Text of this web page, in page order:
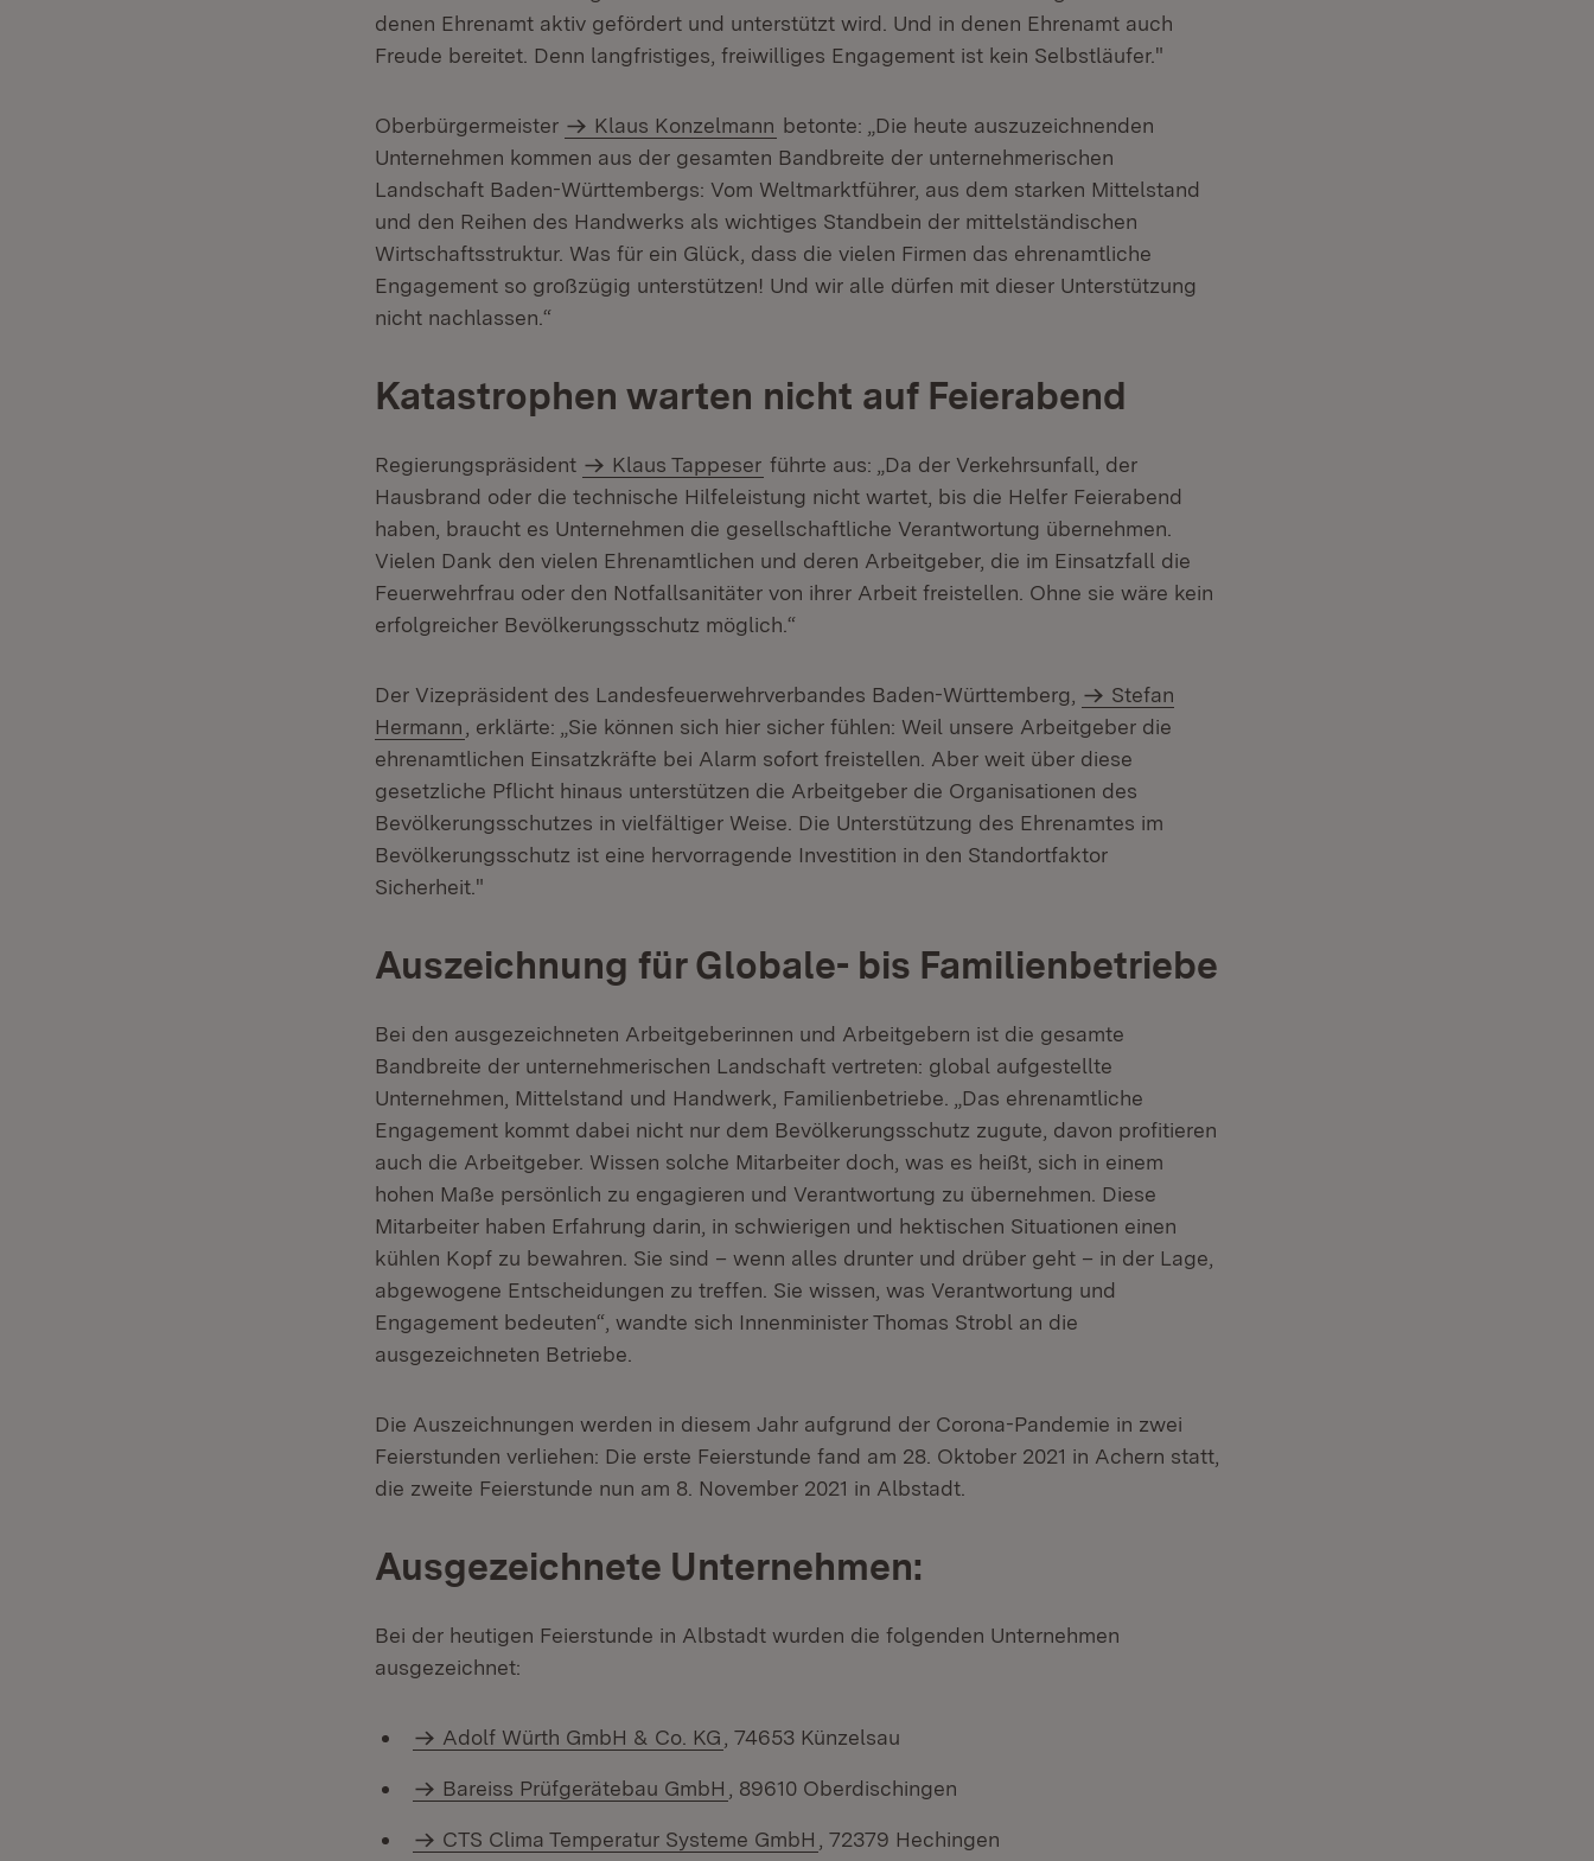
denen Ehrenamt aktiv gefördert und unterstützt wird. Und in denen Ehrenamt auch
Freude bereitet. Denn langfristiges, freiwilliges Engagement ist kein Selbstläufer."
Oberbürgermeister Klaus Konzelmann betonte: „Die heute auszuzeichnenden
Unternehmen kommen aus der gesamten Bandbreite der unternehmerischen
Landschaft Baden-Württembergs: Vom Weltmarktführer, aus dem starken Mittelstand
und den Reihen des Handwerks als wichtiges Standbein der mittelständischen
Wirtschaftsstruktur. Was für ein Glück, dass die vielen Firmen das ehrenamtliche
Engagement so großzügig unterstützen! Und wir alle dürfen mit dieser Unterstützung
nicht nachlassen.“
Katastrophen warten nicht auf Feierabend
Regierungspräsident Klaus Tappeser führte aus: „Da der Verkehrsunfall, der
Hausbrand oder die technische Hilfeleistung nicht wartet, bis die Helfer Feierabend
haben, braucht es Unternehmen die gesellschaftliche Verantwortung übernehmen.
Vielen Dank den vielen Ehrenamtlichen und deren Arbeitgeber, die im Einsatzfall die
Feuerwehrfrau oder den Notfallsanitäter von ihrer Arbeit freistellen. Ohne sie wäre kein
erfolgreicher Bevölkerungsschutz möglich.“
Der Vizepräsident des Landesfeuerwehrverbandes Baden-Württemberg,
Stefan
Hermann
, erklärte: „Sie können sich hier sicher fühlen: Weil unsere Arbeitgeber die
ehrenamtlichen Einsatzkräfte bei Alarm sofort freistellen. Aber weit über diese
gesetzliche Pflicht hinaus unterstützen die Arbeitgeber die Organisationen des
Bevölkerungsschutzes in vielfältiger Weise. Die Unterstützung des Ehrenamtes im
Bevölkerungsschutz ist eine hervorragende Investition in den Standortfaktor
Sicherheit."
Auszeichnung für Globale- bis Familienbetriebe
Bei den ausgezeichneten Arbeitgeberinnen und Arbeitgebern ist die gesamte
Bandbreite der unternehmerischen Landschaft vertreten: global aufgestellte
Unternehmen, Mittelstand und Handwerk, Familienbetriebe. „Das ehrenamtliche
Engagement kommt dabei nicht nur dem Bevölkerungsschutz zugute, davon profitieren
auch die Arbeitgeber. Wissen solche Mitarbeiter doch, was es heißt, sich in einem
hohen Maße persönlich zu engagieren und Verantwortung zu übernehmen. Diese
Mitarbeiter haben Erfahrung darin, in schwierigen und hektischen Situationen einen
kühlen Kopf zu bewahren. Sie sind – wenn alles drunter und drüber geht – in der Lage,
abgewogene Entscheidungen zu treffen. Sie wissen, was Verantwortung und
Engagement bedeuten“, wandte sich Innenminister Thomas Strobl an die
ausgezeichneten Betriebe.
Die Auszeichnungen werden in diesem Jahr aufgrund der Corona-Pandemie in zwei
Feierstunden verliehen: Die erste Feierstunde fand am 28. Oktober 2021 in Achern statt,
die zweite Feierstunde nun am 8. November 2021 in Albstadt.
Ausgezeichnete Unternehmen:
Bei der heutigen Feierstunde in Albstadt wurden die folgenden Unternehmen
ausgezeichnet:
Adolf Würth GmbH & Co. KG , 74653 Künzelsau
Bareiss Prüfgerätebau GmbH , 89610 Oberdischingen
CTS Clima Temperatur Systeme GmbH , 72379 Hechingen